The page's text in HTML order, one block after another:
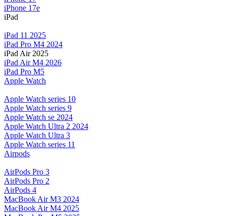
iPhone 17e
iPad
iPad 11 2025
iPad Pro M4 2024
iPad Air 2025
iPad Air M4 2026
iPad Pro M5
Apple Watch
Apple Watch series 10
Apple Watch series 9
Apple Watch se 2024
Apple Watch Ultra 2 2024
Apple Watch Ultra 3
Apple Watch series 11
Airpods
AirPods Pro 3
AirPods Pro 2
AirPods 4
MacBook Air M3 2024
MacBook Air M4 2025